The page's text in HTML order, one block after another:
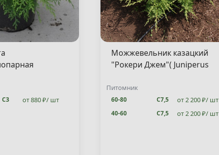
)
С3 от 880 ₽/ шт
Можжевельник казацкий
"Рокери Джем"( Juniperus
Питомник
60-80 С7,5 от 2 200 ₽/ шт
40-60 С7,5 от 2 200 ₽/ шт